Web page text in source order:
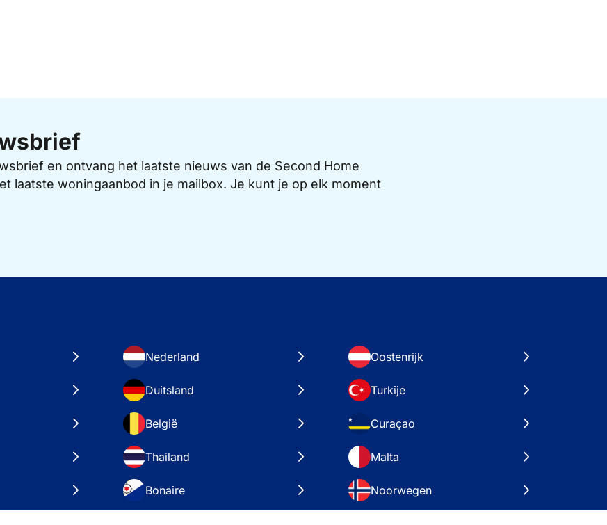
en ontvang het laatste nieuws van de Second Home
laatste woningaanbod in je mailbox. Je kunt je op elk moment
Nederland Oostenrijk
Duitsland Turkije
België Curaçao
Thailand Malta
Bonaire Noorwegen